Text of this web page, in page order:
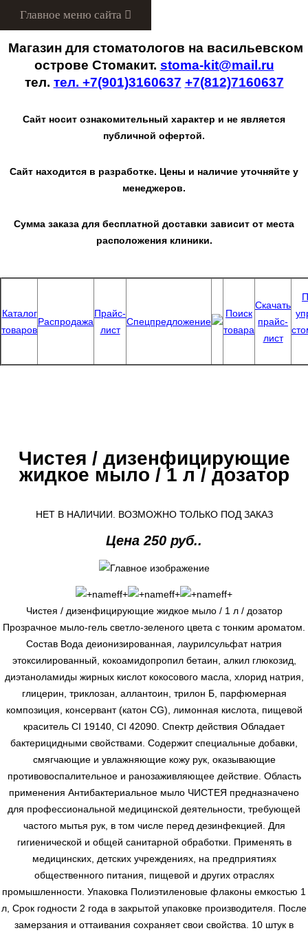
Магазин для стоматологов на васильевском
острове Стомакит. stoma-kit@mail.ru
тел. тел. +7(901)3160637 +7(812)7160637
Сайт носит ознакомительный характер и не является
публичной офертой.
Сайт находится в разработке. Цены и наличие уточняйте у
менеджеров.
Сумма заказа для бесплатной доставки зависит от места
расположения клиники.
Menu
Каталог
товаров
Распродажа
Прайс-
лист
Спецпредложение
Поиск
товара
Скачать
прайс-
лист
Чистея / дизенфицирующие
жидкое мыло / 1 л / дозатор
НЕТ В НАЛИЧИИ. ВОЗМОЖНО ТОЛЬКО ПОД ЗАКАЗ
Цена 250 руб..
Чистея / дизенфицирующие жидкое мыло / 1 л / дозатор
Прозрачное мыло-гель светло-зеленого цвета с тонким ароматом.
Состав Вода деионизированная, лаурилсульфат натрия
этоксилированный, кокоамидопропил бетаин, алкил глюкозид,
диэтаноламиды жирных кислот кокосового масла, хлорид натрия,
глицерин, триклозан, аллантоин, трилон Б, парфюмерная
композиция, консервант (катон CG), лимонная кислота, пищевой
краситель СI 19140, CI 42090. Спектр действия Обладает
бактерицидными свойствами. Содержит специальные добавки,
смягчающие и увлажняющие кожу рук, оказывающие
противовоспалительное и ранозаживляющее действие. Область
применения Антибактериальное мыло ЧИСТЕЯ предназначено
для профессиональной медицинской деятельности, требующей
частого мытья рук, в том числе перед дезинфекцией. Для
гигиенической и общей санитарной обработки. Применять в
медицинских, детских учреждениях, на предприятиях
общественного питания, пищевой и других отраслях
промышленности. Упаковка Полиэтиленовые флаконы емкостью 1
л, Срок годности 2 года в закрытой упаковке производителя. После
замерзания и оттаивания сохраняет свои свойства. 10 штук в